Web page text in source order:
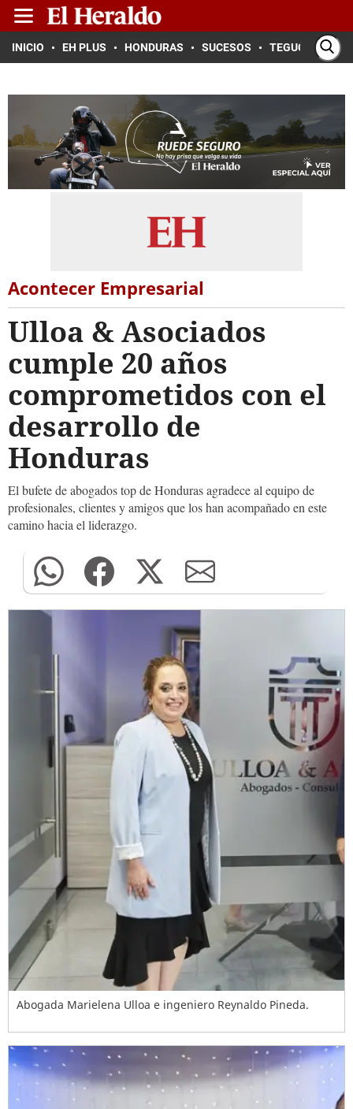
INICIO EH PLUS HONDURAS SUCESOS TEGUCIGALPA
Acontecer Empresarial
Ulloa & Asociados
cumple 20 años
comprometidos con el
desarrollo de
Honduras
El bufete de abogados top de Honduras agradece al equipo de
profesionales, clientes y amigos que los han acompañado en este
camino hacia el liderazgo.
Abogada Marielena Ulloa e ingeniero Reynaldo Pineda.